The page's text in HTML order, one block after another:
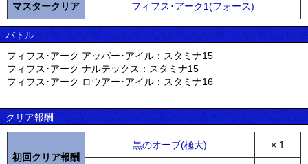
マスタークリア フィフス･アーク1(フォース)
バトル
フィフス･アーク アッパー･アイル：スタミナ15
フィフス･アーク ナルテックス：スタミナ15
フィフス･アーク ロウアー･アイル：スタミナ16
クリア報酬
初回クリア報酬
黒のオーブ(極大) × 1